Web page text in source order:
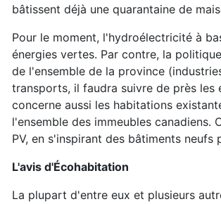
bâtissent déjà une quarantaine de
Pour le moment, l'hydroélectricité à
énergies vertes. Par contre, la
de l'ensemble de la province
transports, il faudra suivre de près les
concerne aussi les habitations
l'ensemble des immeubles
PV, en s'inspirant des bâtiments neufs
L'avis d'Écohabitation
La plupart d'entre eux et plusieurs